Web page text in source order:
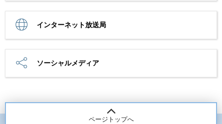
インターネット放送局
ソーシャルメディア
ページトップへ